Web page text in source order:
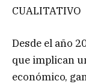
CUALITATIVO
Desde el año
que implican
económico,